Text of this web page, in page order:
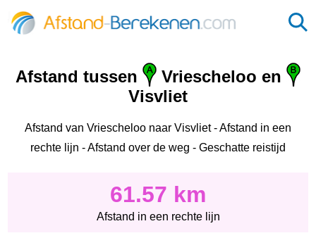
Afstand tussen
Vriescheloo en
Visvliet
Afstand van Vriescheloo naar Visvliet - Afstand in een
rechte lijn - Afstand over de weg - Geschatte reistijd
61.57 km
Afstand in een rechte lijn